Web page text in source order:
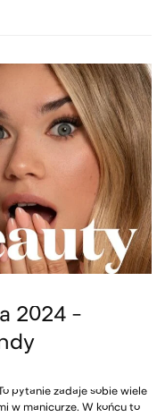
2024 –
pytanie zadaje sobie wiele
w manicurze. W końcu to